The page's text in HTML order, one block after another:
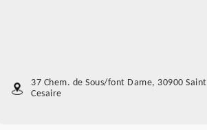
37 Chem. de Sous/font Dame, 30900 Saint
Cesaire